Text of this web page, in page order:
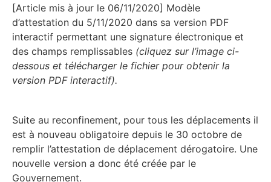
[Article mis à jour le 06/11/2020] Modèle
d’attestation du 5/11/2020 dans sa version PDF
interactif permettant une signature électronique et
des champs remplissables (cliquez sur l’image ci-
dessous et télécharger le fichier pour obtenir la
version PDF interactif).
Suite au reconfinement, pour tous les déplacements il
est à nouveau obligatoire depuis le 30 octobre de
remplir l’attestation de déplacement dérogatoire. Une
nouvelle version a donc été créée par le
Gouvernement.